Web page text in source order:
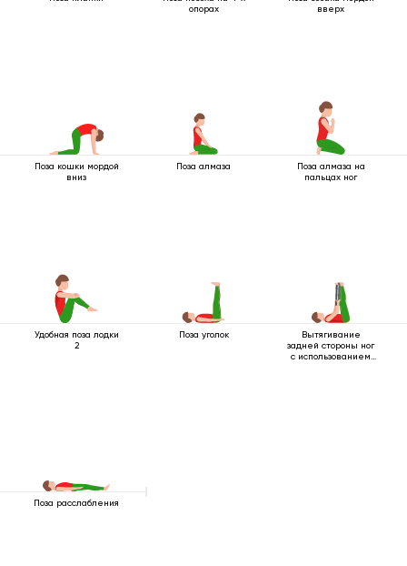
опорах
вверх
Поза кошки мордой
вниз
Поза алмаза
Поза алмаза на
пальцах ног
Удобная поза лодки
2
Поза уголок
Вытягивание
задней стороны ног
с использованием
Поза расслабления